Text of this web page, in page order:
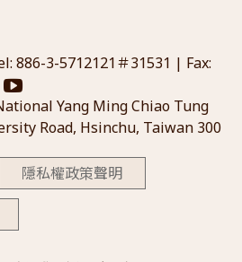
886-3-5712121＃31531 | Fax:
Yang Ming Chiao Tung
Road, Hsinchu, Taiwan 300
隱私權政策聲明